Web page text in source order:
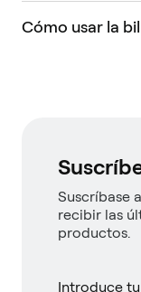
Cómo usar la
Suscríbase
recibir las
productos.